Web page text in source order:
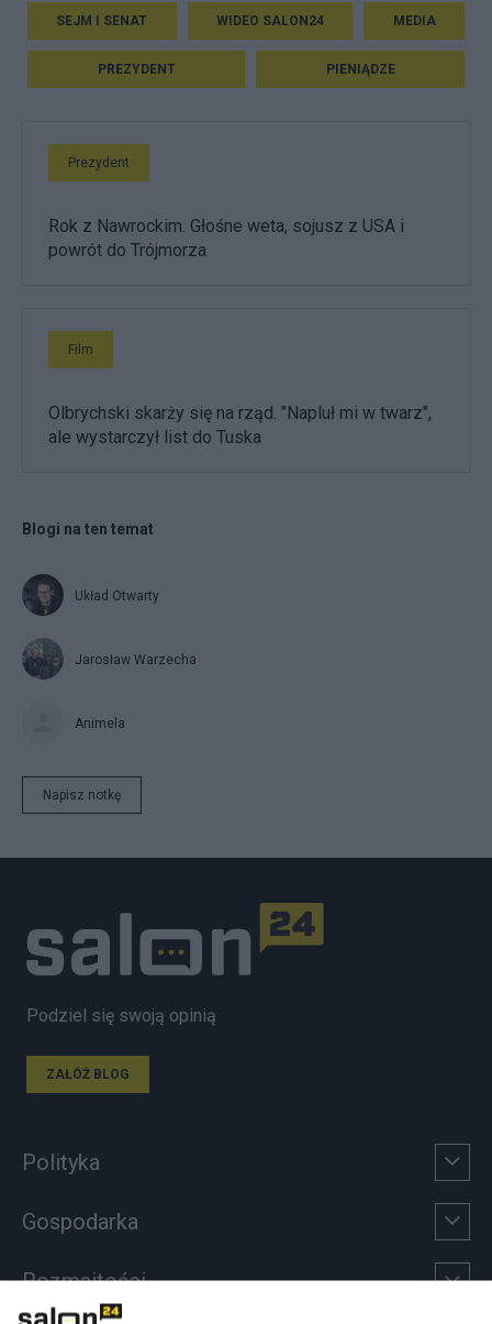
SEJM I SENAT WIDEO SALON24 MEDIA
PREZYDENT PIENIĄDZE
Prezydent
Rok z Nawrockim. Głośne weta, sojusz z USA i
powrót do Trójmorza
Film
Olbrychski skarży się na rząd. "Napluł mi w twarz",
ale wystarczył list do Tuska
Blogi na ten temat
Układ Otwarty
Jarosław Warzecha
Animela
Napisz notkę
Podziel się swoją opinią
ZAŁÓŻ BLOG
Polityka
Gospodarka
Rozmaitości